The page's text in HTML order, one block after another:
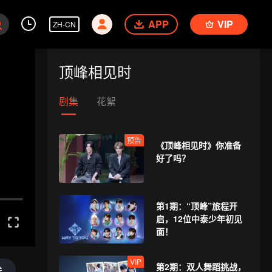
ZH-CN APP VIP
顶峰相见时
剧集 花絮
预告
《顶峰相见时》你准备
好了吗？
第1期：“顶峰”旅程开
启，12位中泰少年初见
面！
VIP 第2期：双人舞蹈挑战，